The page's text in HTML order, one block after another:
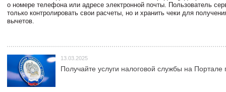
о номере телефона или адресе электронной почты. Пользователь
только контролировать свои расчеты, но и хранить чеки для
вычетов.
13.03.2025
Получайте услуги налоговой службы на Портале